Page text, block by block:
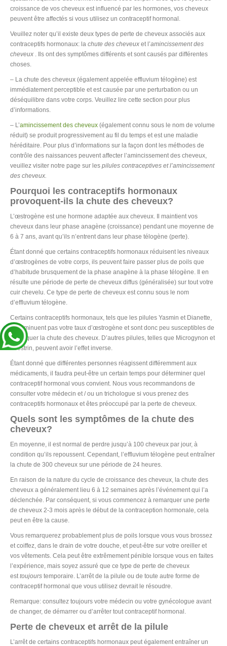
croissance de vos cheveux est influencé par les hormones, vos cheveux
peuvent être affectés si vous utilisez un contraceptif hormonal.
Veuillez noter qu’il existe deux types de perte de cheveux associés aux
contraceptifs hormonaux: la chute des cheveux et l’amincissement des
cheveux . Ils ont des symptômes différents et sont causés par différentes
choses.
– La chute des cheveux (également appelée effluvium télogène) est
immédiatement perceptible et est causée par une perturbation ou un
déséquilibre dans votre corps. Veuillez lire cette section pour plus
d’informations.
– L’amincissement des cheveux (également connu sous le nom de volume
réduit) se produit progressivement au fil du temps et est une maladie
héréditaire. Pour plus d’informations sur la façon dont les méthodes de
contrôle des naissances peuvent affecter l’amincissement des cheveux,
veuillez visiter notre page sur les pilules contraceptives et l’amincissement
des cheveux.
Pourquoi les contraceptifs hormonaux
provoquent-ils la chute des cheveux?
L’œstrogène est une hormone adaptée aux cheveux. Il maintient vos
cheveux dans leur phase anagène (croissance) pendant une moyenne de
6 à 7 ans, avant qu’ils n’entrent dans leur phase télogène (perte).
Étant donné que certains contraceptifs hormonaux réduisent les niveaux
d’œstrogènes de votre corps, ils peuvent faire passer plus de poils que
d’habitude brusquement de la phase anagène à la phase télogène. Il en
résulte une période de perte de cheveux diffus (généralisée) sur tout votre
cuir chevelu. Ce type de perte de cheveux est connu sous le nom
d’effluvium télogène.
Certains contraceptifs hormonaux, tels que les pilules Yasmin et Dianette,
ne diminuent pas votre taux d’œstrogène et sont donc peu susceptibles de
provoquer la chute des cheveux. D’autres pilules, telles que Microgynon et
Loestrin, peuvent avoir l’effet inverse.
Étant donné que différentes personnes réagissent différemment aux
médicaments, il faudra peut-être un certain temps pour déterminer quel
contraceptif hormonal vous convient. Nous vous recommandons de
consulter votre médecin et / ou un trichologue si vous prenez des
contraceptifs hormonaux et êtes préoccupé par la perte de cheveux.
Quels sont les symptômes de la chute des
cheveux?
En moyenne, il est normal de perdre jusqu’à 100 cheveux par jour, à
condition qu’ils repoussent. Cependant, l’effluvium télogène peut entraîner
la chute de 300 cheveux sur une période de 24 heures.
En raison de la nature du cycle de croissance des cheveux, la chute des
cheveux a généralement lieu 6 à 12 semaines après l’événement qui l’a
déclenchée. Par conséquent, si vous commencez à remarquer une perte
de cheveux 2-3 mois après le début de la contraception hormonale, cela
peut en être la cause.
Vous remarquerez probablement plus de poils lorsque vous vous brossez
et coiffez, dans le drain de votre douche, et peut-être sur votre oreiller et
vos vêtements. Cela peut être extrêmement pénible lorsque vous en faites
l’expérience, mais soyez assuré que ce type de perte de cheveux
esttoujours temporaire. L’arrêt de la pilule ou de toute autre forme de
contraceptif hormonal que vous utilisez devrait le résoudre.
Remarque: consultez toujours votre médecin ou votre gynécologue avant
de changer, de démarrer ou d’arrêter tout contraceptif hormonal.
Perte de cheveux et arrêt de la pilule
L’arrêt de certains contraceptifs hormonaux peut également entraîner un